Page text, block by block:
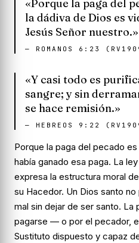
«Porque la paga del
la dádiva de Dios es
Jesús Señor nuestro.»
— ROMANOS 6:23
«Y casi todo es
sangre; y sin
se hace remisión.»
— HEBREOS 9:22
Porque la paga del pecado
había ganado esa paga. La
expresa la estructura moral
su Hacedor. Un Dios santo
mal sin dejar de ser santo. La
pagarse — o por el pecador,
Sustituto dispuesto y capaz